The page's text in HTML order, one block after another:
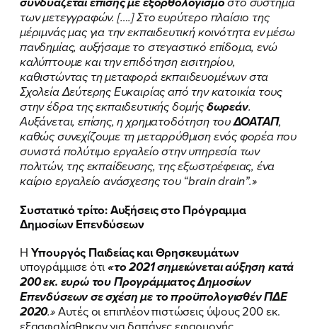
ΠΟΙΑ ΕΙΜΑΙ
ΕΡΓΟ
ΕΚΔΗΛΩΣΕΙΣ
των μετεγγραφών. [….] Στο ευρύτερο πλαίσιο της
μέριμνάς μας για την εκπαιδευτική κοινότητα εν μέσω
πανδημίας, αυξήσαμε το στεγαστικό επίδομα, ενώ
καλύπτουμε και την επιδότηση εισιτηρίου,
καθιστώντας τη μεταφορά εκπαιδευομένων στα
Σχολεία Δεύτερης Ευκαιρίας από την κατοικία τους
στην έδρα της εκπαιδευτικής δομήςδωρεάν.
Αυξάνεται, επίσης, η χρηματοδότηση τουΔΟΑΤΑΠ,
καθώς συνεχίζουμε τη μεταρρύθμιση ενός φορέα που
συνιστά πολύτιμο εργαλείο στην υπηρεσία των
πολιτών, της εκπαίδευσης, της εξωστρέφειας, ένα
καίριο εργαλείο ανάσχεσης του “brain drain”.»
Συστατικό τρίτο: Αυξήσεις στο Πρόγραμμα
Δημοσίων Επενδύσεων
Η Υπουργός Παιδείας και Θρησκευμάτων
υπογράμμισε ότι«το 2021 σημειώνεται αύξηση κατά
200 εκ. ευρώ του Προγράμματος Δημοσίων
Επενδύσεων σε σχέση με το προϋπολογισθέν ΠΔΕ
2020.»Αυτές οι επιπλέον πιστώσεις ύψους 200 εκ.
εξασφαλίσθηκαν για δαπάνες εφαρμογής